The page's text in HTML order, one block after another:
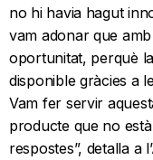
no hi havia hagut
vam adonar que
oportunitat, perquè
disponible gràcies a
Vam fer servir
producte que no
respostes”, detalla a